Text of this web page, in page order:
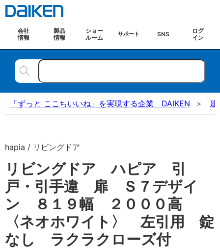
会社
情報
製品
情報
ショー
ルーム
サポート SNS
ログ
イン
「ずっと ここちいいね」を実現する企業 DAIKEN 建
hapia / リビングドア
リビングドア ハピア 引
戸・引手違 扉 Ｓ７デザイ
ン ８１９幅 ２０００高
〈ネオホワイト〉 左引用 錠
なし ラクラクローズ付